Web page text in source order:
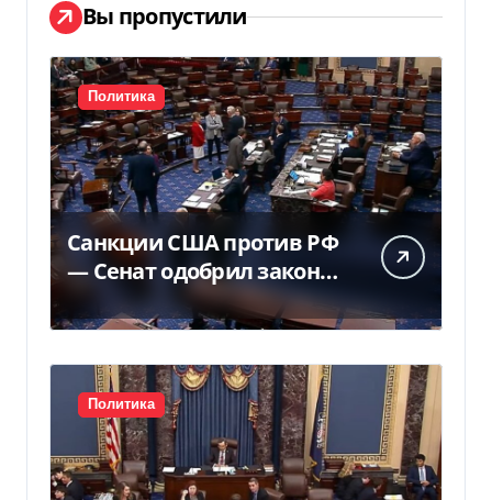
Вы пропустили
Политика
Санкции США против РФ
— Сенат одобрил закон
Грема — Фокус
Политика